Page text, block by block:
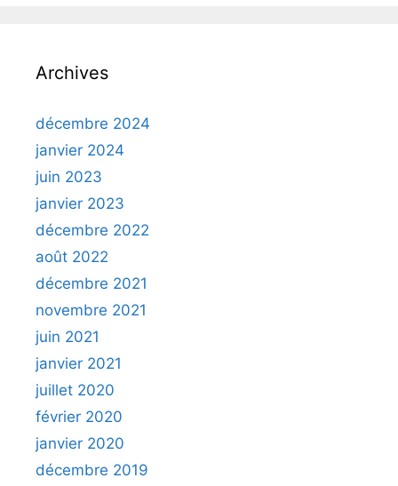
Archives
décembre 2024
janvier 2024
juin 2023
janvier 2023
décembre 2022
août 2022
décembre 2021
novembre 2021
juin 2021
janvier 2021
juillet 2020
février 2020
janvier 2020
décembre 2019